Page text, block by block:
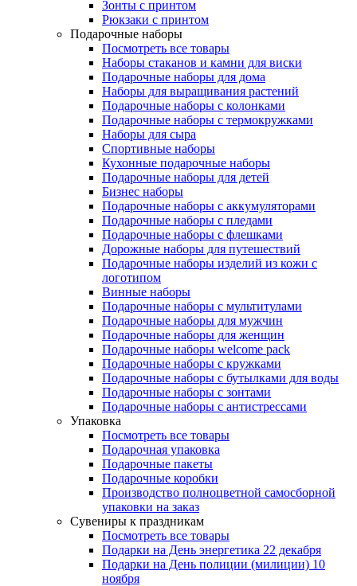
Зонты с принтом
Рюкзаки с принтом
Подарочные наборы
Посмотреть все товары
Наборы стаканов и камни для виски
Подарочные наборы для дома
Наборы для выращивания растений
Подарочные наборы с колонками
Подарочные наборы с термокружками
Наборы для сыра
Спортивные наборы
Кухонные подарочные наборы
Подарочные наборы для детей
Бизнес наборы
Подарочные наборы с аккумуляторами
Подарочные наборы с пледами
Подарочные наборы с флешками
Дорожные наборы для путешествий
Подарочные наборы изделий из кожи с
логотипом
Винные наборы
Подарочные наборы с мультитулами
Подарочные наборы для мужчин
Подарочные наборы для женщин
Подарочные наборы welcome pack
Подарочные наборы с кружками
Подарочные наборы с бутылками для воды
Подарочные наборы с зонтами
Подарочные наборы с антистрессами
Упаковка
Посмотреть все товары
Подарочная упаковка
Подарочные пакеты
Подарочные коробки
Производство полноцветной самосборной
упаковки на заказ
Сувениры к праздникам
Посмотреть все товары
Подарки на День энергетика 22 декабря
Подарки на День полиции (милиции) 10
ноября